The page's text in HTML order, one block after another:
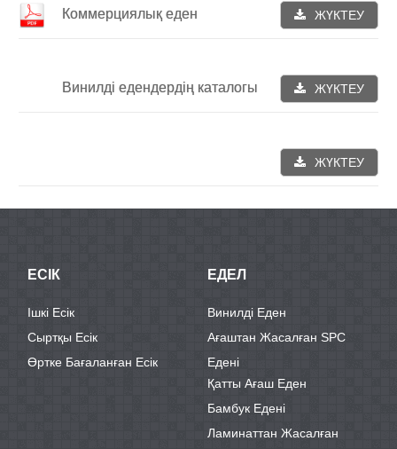
Коммерциялық еден ЖҮКТЕУ
Винилді едендердің каталогы ЖҮКТЕУ
ЖҮКТЕУ
ЕСІК
Ішкі Есік
Сыртқы Есік
Өртке Бағаланған Есік
ЕДЕЛ
Винилді Еден
Ағаштан Жасалған SPC
Едені
Қатты Ағаш Еден
Бамбук Едені
Ламинаттан Жасалған